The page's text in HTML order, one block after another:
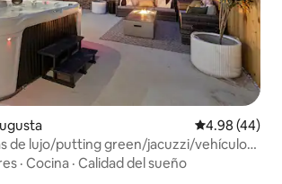
Calificación
4.98 (44)
de lujo/putting green/jacuzzi/vehículo
· Cocina · Calidad del sueño